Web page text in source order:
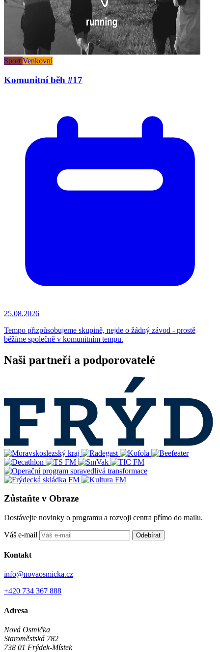
Sport Venkovní
Komunitní běh #17
25.08.2026
Tempo přizpůsobujeme skupině, nejde o žádný závod - prostě
běžíme společně v komunitním tempu.
Naši partneři a podporovatelé
Zůstaňte v Obraze
Dostávejte novinky o programu a rozvoji centra přímo do mailu.
Váš e-mail Odebírat
Kontakt
info@novaosmicka.cz
+420 734 367 888
Adresa
Nová Osmička
Staroměstská 782
738 01 Frýdek-Místek